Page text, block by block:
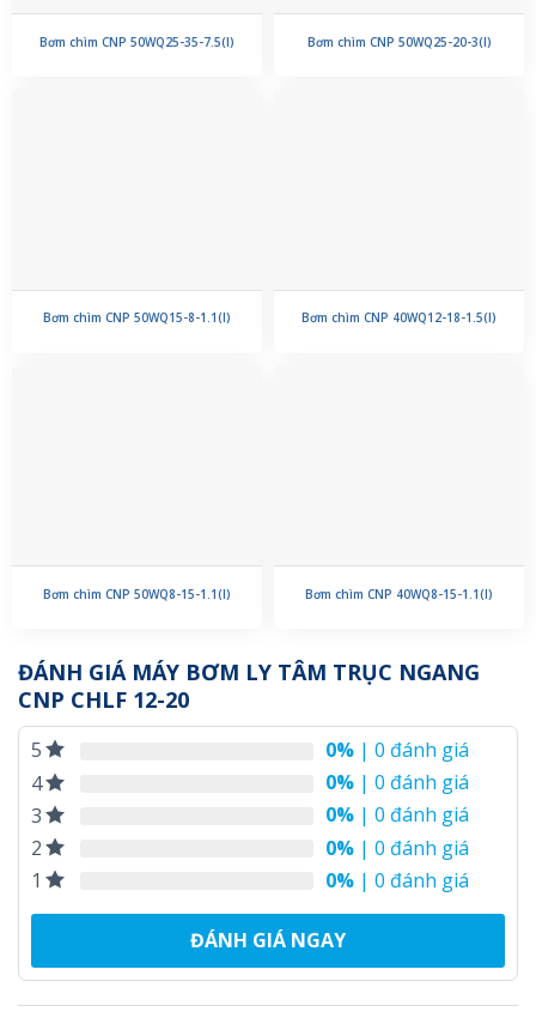
Bơm chìm CNP 50WQ25-35-7.5(I) Bơm chìm CNP 50WQ25-20-3(I)
Bơm chìm CNP 50WQ15-8-1.1(I) Bơm chìm CNP 40WQ12-18-1.5(I)
Bơm chìm CNP 50WQ8-15-1.1(I) Bơm chìm CNP 40WQ8-15-1.1(I)
ĐÁNH GIÁ MÁY BƠM LY TÂM TRỤC NGANG
CNP CHLF 12-20
5 0% | 0 đánh giá
4
0% | 0 đánh giá
3
0% | 0 đánh giá
2
0% | 0 đánh giá
1
0% | 0 đánh giá
ĐÁNH GIÁ NGAY